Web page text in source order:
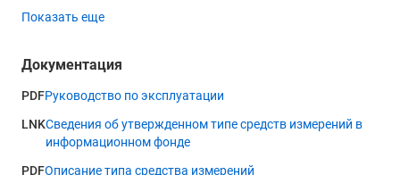
RGK TL-384 позволяет дополнительно получать
на термограмму упрощают идентификацию объектов и их
элементов с экстремальной степенью нагрева. Измеритель
способен определять встроенными средствами
наибольшую, наименьшую и среднюю температуру в
выбранной зоне, а также выполнять построение изотерм.
Показать еще
Документация
PDFРуководство по эксплуатации
LNKСведения об утвержденном типе средств измерений в
информационном фонде
PDFОписание типа средства измерений